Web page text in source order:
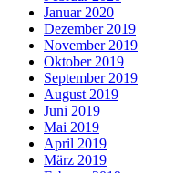
Januar 2020
Dezember 2019
November 2019
Oktober 2019
September 2019
August 2019
Juni 2019
Mai 2019
April 2019
März 2019